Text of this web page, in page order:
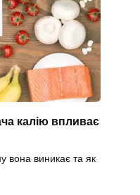
калію впливає
вона виникає та як